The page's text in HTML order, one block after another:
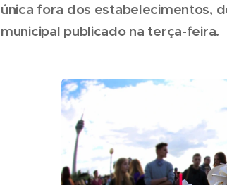
única fora dos estabelecimentos,
municipal publicado na terça-feira.